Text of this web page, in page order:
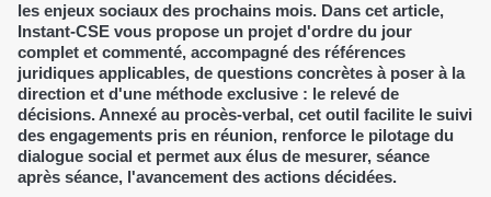
les enjeux sociaux des prochains mois. Dans cet article,
Instant-CSE vous propose un projet d'ordre du jour
complet et commenté, accompagné des références
juridiques applicables, de questions concrètes à poser à la
direction et d'une méthode exclusive : le relevé de
décisions. Annexé au procès-verbal, cet outil facilite le suivi
des engagements pris en réunion, renforce le pilotage du
dialogue social et permet aux élus de mesurer, séance
après séance, l'avancement des actions décidées.